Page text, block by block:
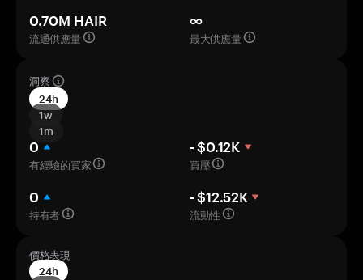
0.70M HAIR
流通供應量
∞
最大供應量
洞察
24h
1w
1m
0
有經驗的買家
- $0.12K
買壓
0
持有者
- $12.52K
流動性
價格表現
24h